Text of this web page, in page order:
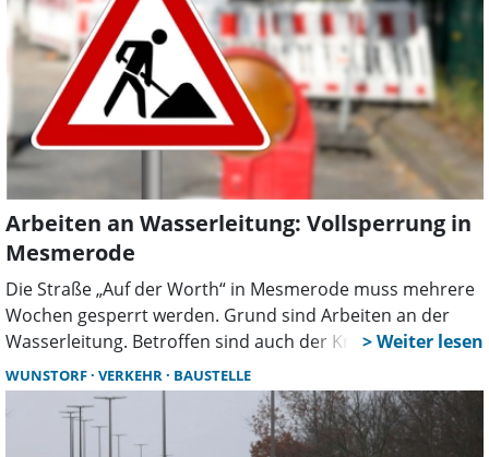
Arbeiten an Wasserleitung: Vollsperrung in
Mesmerode
Die Straße „Auf der Worth“ in Mesmerode muss mehrere
Wochen gesperrt werden. Grund sind Arbeiten an der
Wasserleitung. Betroffen sind auch der Kreuzungsbereich
zur Auhagener Straße, der Busverkehr sowie mehrere
Umleitungsstrecken.
WUNSTORF VERKEHR BAUSTELLE